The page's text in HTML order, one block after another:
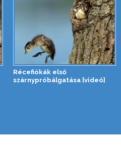
Récefiókák első
szárnypróbálgatása [videó]